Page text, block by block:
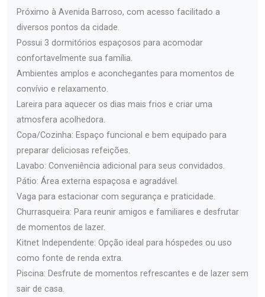
Próximo à Avenida Barroso, com acesso facilitado a
diversos pontos da cidade.
Possui 3 dormitórios espaçosos para acomodar
confortavelmente sua família.
Ambientes amplos e aconchegantes para momentos de
convívio e relaxamento.
Lareira para aquecer os dias mais frios e criar uma
atmosfera acolhedora.
Copa/Cozinha: Espaço funcional e bem equipado para
preparar deliciosas refeições.
Lavabo: Conveniência adicional para seus convidados.
Pátio: Área externa espaçosa e agradável.
Vaga para estacionar com segurança e praticidade.
Churrasqueira: Para reunir amigos e familiares e desfrutar
de momentos de lazer.
Kitnet Independente: Opção ideal para hóspedes ou uso
como fonte de renda extra.
Piscina: Desfrute de momentos refrescantes e de lazer sem
sair de casa.